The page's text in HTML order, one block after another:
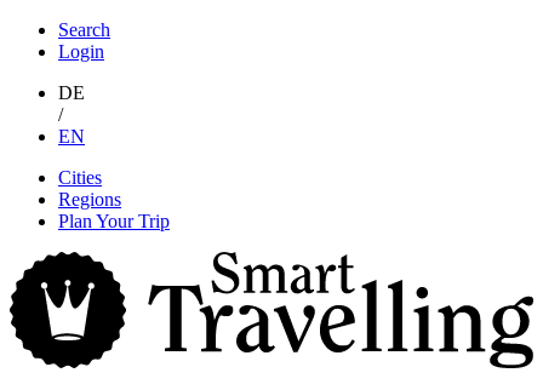
Search
Login
DE
/
EN
Skip
content
Cities
Regions
Plan Your Trip